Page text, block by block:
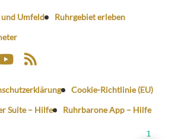
Umfeld
Ruhrgebiet erleben
Cookie-Richtlinie (EU)
Suite – Hilfe
Ruhrbarone App – Hilfe
1